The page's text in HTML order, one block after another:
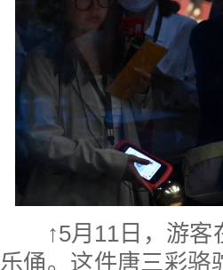
↑5月11日，游
乐俑。这件唐三彩骆